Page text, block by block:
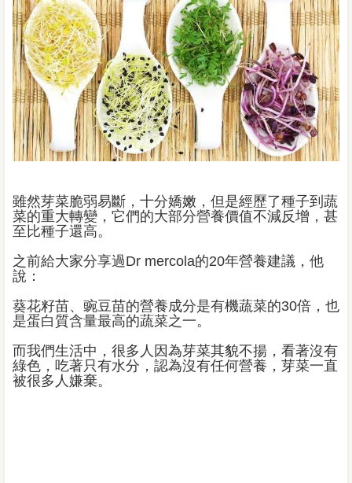
雖然芽菜脆弱易斷，十分嬌嫩，但是經歷了種子到蔬
菜的重大轉變，它們的大部分營養價值不減反增，甚
至比種子還高。
之前給大家分享過Dr mercola的20年營養建議，他
說：
葵花籽苗、豌豆苗的營養成分是有機蔬菜的30倍，也
是蛋白質含量最高的蔬菜之一。
而我們生活中，很多人因為芽菜其貌不揚，看著沒有
綠色，吃著只有水分，認為沒有任何營養，芽菜一直
被很多人嫌棄。